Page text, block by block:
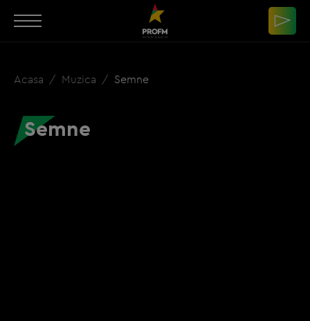
Acasa Muzica Semne
Semne